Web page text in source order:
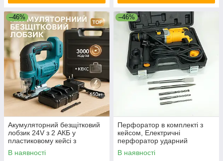
–46%
Акумуляторний безщітковий
лобзик 24V з 2 АКБ у
пластиковому кейсі з
регулюванням швидкості та
кута нахилу UP-11
В наявності
–46%
Перфоратор в комплекті з
кейсом, Електричні
перфоратор ударний
Прямий для професійних
робіт EZ-91
В наявності